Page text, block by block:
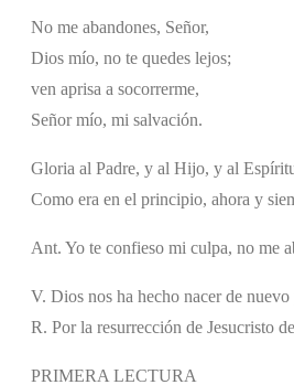
No me abandones, Señor,
Dios mío, no te quedes lejos;
ven aprisa a socorrerme,
Señor mío, mi salvación.
Gloria al Padre, y al Hijo, y al
Como era en el principio, ahora y
Ant. Yo te confieso mi culpa, no me
V. Dios nos ha hecho nacer de
R. Por la resurrección de Jesucristo
PRIMERA LECTURA